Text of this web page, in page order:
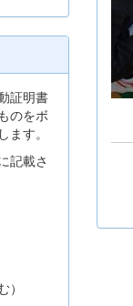
証明書
のをボ
す。
記載さ